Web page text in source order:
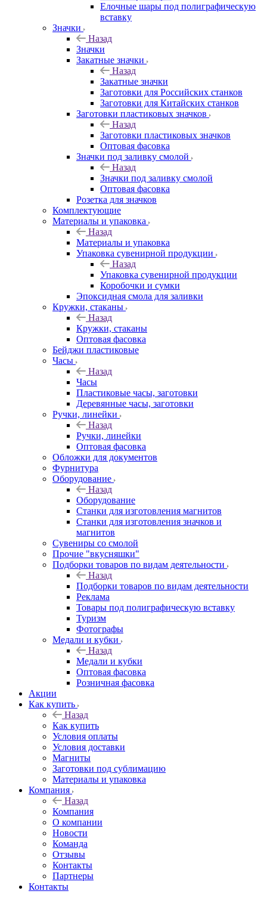
Елочные шары под полиграфическую
вставку
Значки
Назад
Значки
Закатные значки
Назад
Закатные значки
Заготовки для Российских станков
Заготовки для Китайских станков
Заготовки пластиковых значков
Назад
Заготовки пластиковых значков
Оптовая фасовка
Значки под заливку смолой
Назад
Значки под заливку смолой
Оптовая фасовка
Розетка для значков
Комплектующие
Материалы и упаковка
Назад
Материалы и упаковка
Упаковка сувенирной продукции
Назад
Упаковка сувенирной продукции
Коробочки и сумки
Эпоксидная смола для заливки
Кружки, стаканы
Назад
Кружки, стаканы
Оптовая фасовка
Бейджи пластиковые
Часы
Назад
Часы
Пластиковые часы, заготовки
Деревянные часы, заготовки
Ручки, линейки
Назад
Ручки, линейки
Оптовая фасовка
Обложки для документов
Фурнитура
Оборудование
Назад
Оборудование
Станки для изготовления магнитов
Станки для изготовления значков и
магнитов
Сувениры со смолой
Прочие "вкусняшки"
Подборки товаров по видам деятельности
Назад
Подборки товаров по видам деятельности
Реклама
Товары под полиграфическую вставку
Туризм
Фотографы
Медали и кубки
Назад
Медали и кубки
Оптовая фасовка
Розничная фасовка
Акции
Как купить
Назад
Как купить
Условия оплаты
Условия доставки
Магниты
Заготовки под сублимацию
Материалы и упаковка
Компания
Назад
Компания
О компании
Новости
Команда
Отзывы
Контакты
Партнеры
Контакты